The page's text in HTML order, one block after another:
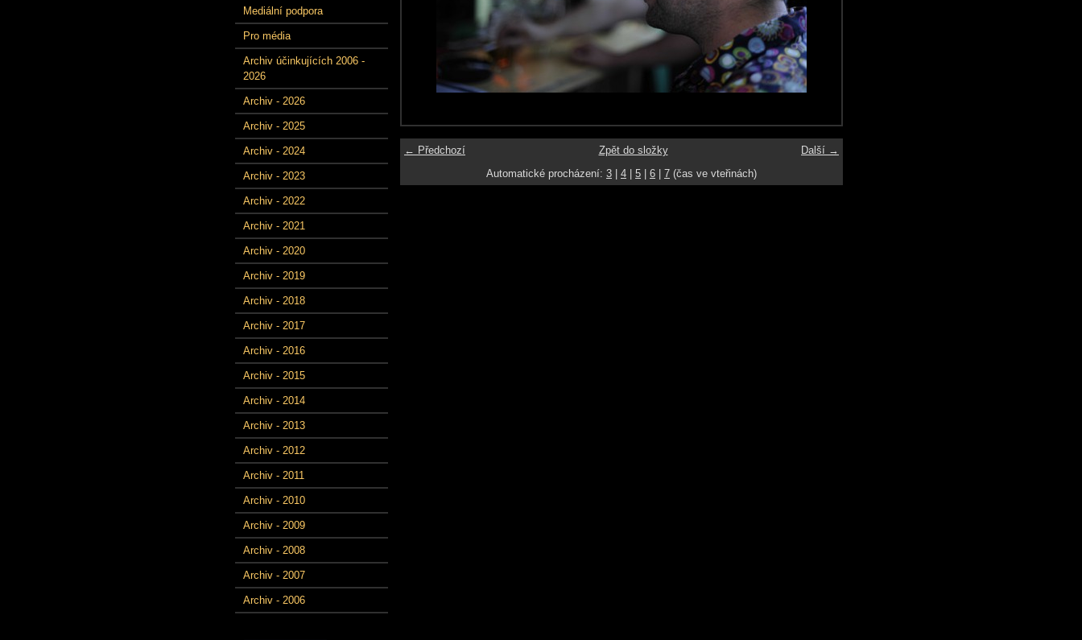
Mediální podpora
Pro média
Archiv účinkujících 2006 -
2026
Archiv - 2026
Archiv - 2025
Archiv - 2024
Archiv - 2023
Archiv - 2022
Archiv - 2021
Archiv - 2020
Archiv - 2019
Archiv - 2018
Archiv - 2017
Archiv - 2016
Archiv - 2015
Archiv - 2014
Archiv - 2013
Archiv - 2012
Archiv - 2011
Archiv - 2010
Archiv - 2009
Archiv - 2008
Archiv - 2007
Archiv - 2006
← Předchozí Další →
Zpět do složky
Automatické procházení: 3 4 5 6 7 (čas ve vteřinách)